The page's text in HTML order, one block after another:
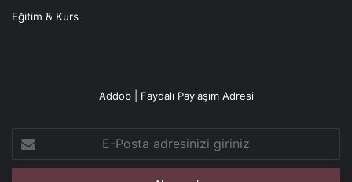
Eğitim & Kurs
Addob | Faydalı Paylaşım Adresi
Posta
adresinizi